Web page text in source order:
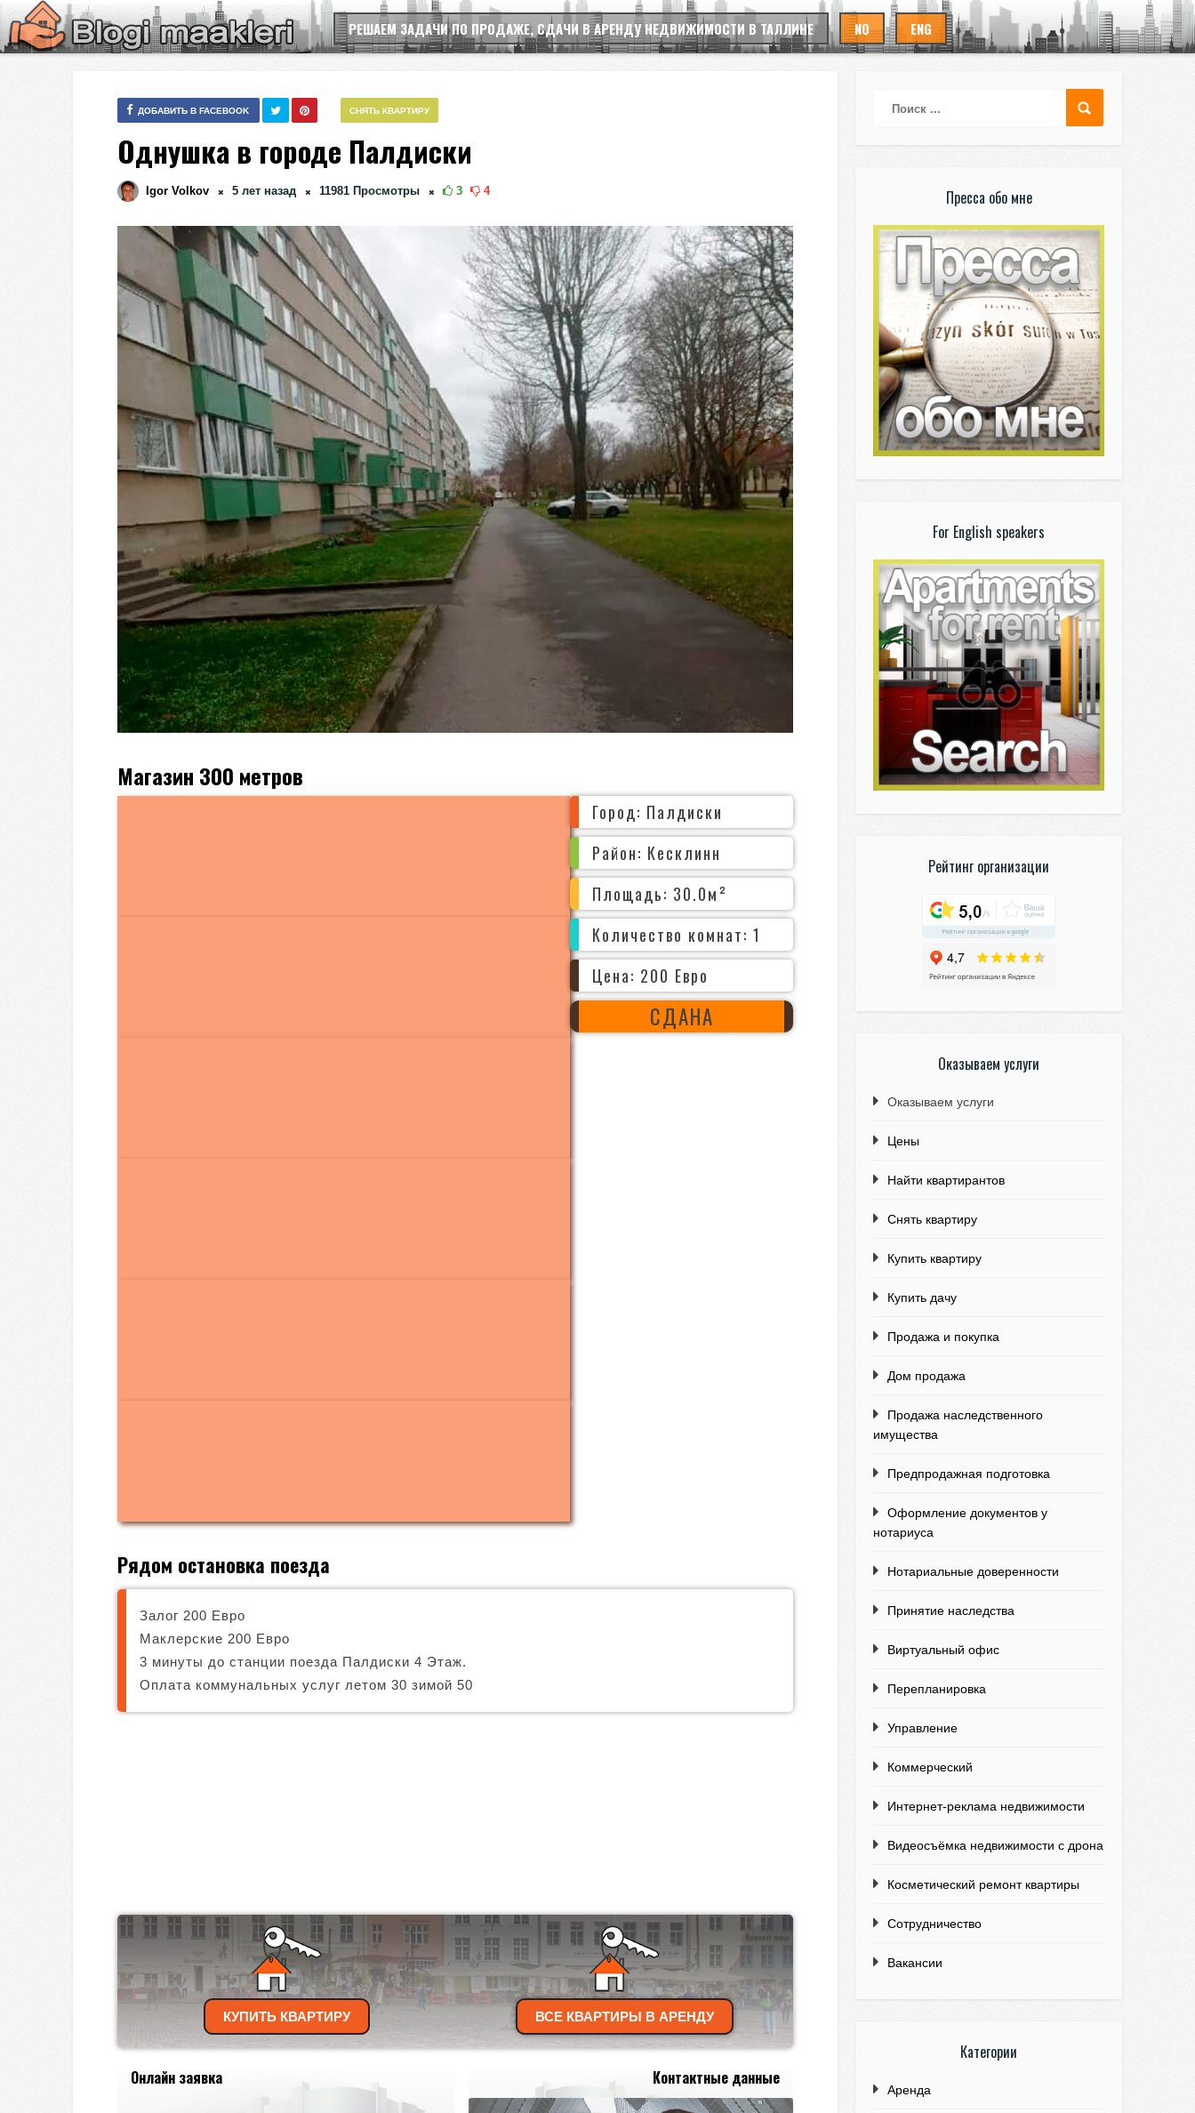
РЕШАЕМ ЗАДАЧИ ПО ПРОДАЖЕ, СДАЧИ В АРЕНДУ НЕДВИЖИМОСТИ В ТАЛЛИНЕ NO ENG
СНЯТЬ КВАРТИРУ
ДОБАВИТЬ В FACEBOOK
Однушка в городе Палдиски
Igor Volkov 5 лет назад 11981 Просмотры 3 4
Магазин 300 метров
Город: Палдиски
Район: Кесклинн
Площадь: 30.0м²
Количество комнат: 1
Цена: 200 Евро
СДАНА
Рядом остановка поезда
Залог 200 Евро
Маклерские 200 Евро
3 минуты до станции поезда Палдиски 4 Этаж.
Оплата коммунальных услуг летом 30 зимой 50
ВСЕ КВАРТИРЫ В АРЕНДУ
КУПИТЬ КВАРТИРУ
Онлайн заявка Контактные данные
Пресса обо мне
For English speakers
Рейтинг организации
Оказываем услуги
Оказываем услуги
Цены
Найти квартирантов
Снять квартиру
Купить квартиру
Купить дачу
Продажа и покупка
Дом продажа
Продажа наследственного
имущества
Предпродажная подготовка
Оформление документов у
нотариуса
Нотариальные доверенности
Принятие наследства
Виртуальный офис
Перепланировка
Управление
Коммерческий
Интернет-реклама недвижимости
Видеосъёмка недвижимости с дрона
Косметический ремонт квартиры
Сотрудничество
Вакансии
Категории
Аренда